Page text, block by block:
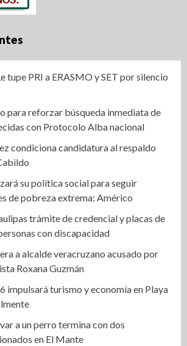
tupe PRI a ERASMO y SET por silencio
para reforzar búsqueda inmediata de
con Protocolo Alba nacional
condiciona candidatura al respaldo
su política social para seguir
de pobreza extrema: Américo
trámite de credencial y placas de
con discapacidad
a alcalde veracruzano acusado por
Roxana Guzmán
impulsará turismo y economía en Playa
a un perro termina con dos
en El Mante